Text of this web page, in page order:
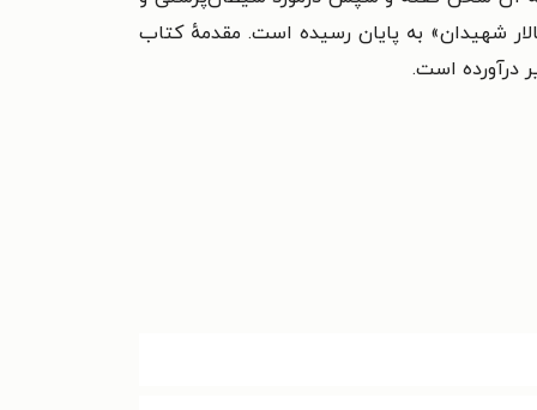
شهیدان» به پایان رسیده است. مقدمهٔ کتاب